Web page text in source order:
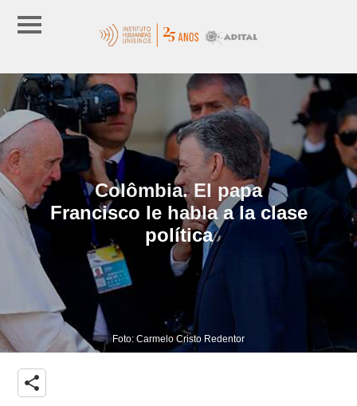
Colômbia. El papa
Francisco le habla a la clase
política
Foto: Carmelo Cristo Redentor
share